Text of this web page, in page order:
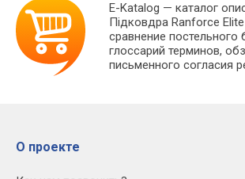
E-Katalog — каталог
Підковдра Ranforce
сравнение
глоссарий терминов,
письменного согласия
О проекте